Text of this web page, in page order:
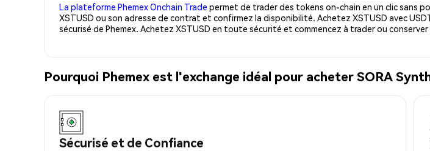
La plateforme Phemex Onchain Trade permet de trader des tokens on-chain en un clic sans
XSTUSD ou son adresse de contrat et confirmez la disponibilité. Achetez XSTUSD avec
sécurisé de Phemex. Achetez XSTUSD en toute sécurité et commencez à trader ou
Pourquoi Phemex est l'exchange idéal pour acheter SORA
Sécurisé et de Confiance